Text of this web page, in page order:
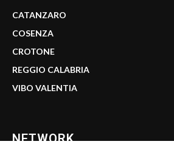
CATANZARO
COSENZA
CROTONE
REGGIO CALABRIA
VIBO VALENTIA
NETWORK